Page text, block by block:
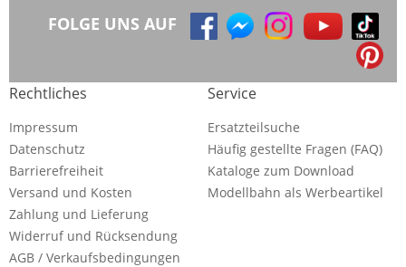
FOLGE UNS AUF
Rechtliches
Impressum
Datenschutz
Barrierefreiheit
Versand und Kosten
Zahlung und Lieferung
Widerruf und Rücksendung
AGB / Verkaufsbedingungen
Service
Ersatzteilsuche
Häufig gestellte Fragen (FAQ)
Kataloge zum Download
Modellbahn als Werbeartikel